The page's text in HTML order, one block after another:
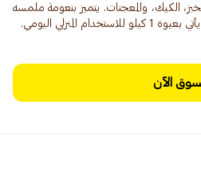
الكيك، والمعجنات. يتميز بنعومة ملمسه
المنزلي اليومي.
الآن